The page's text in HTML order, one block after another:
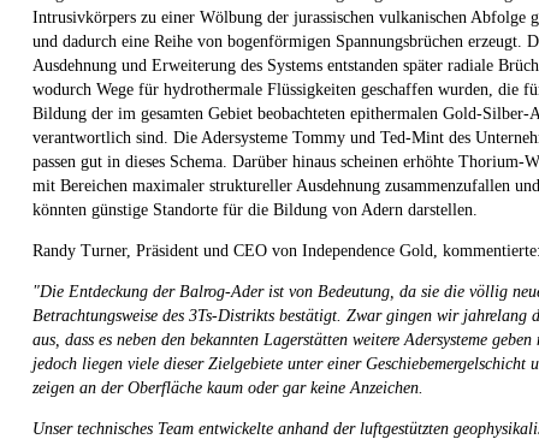
Intrusivkörpers zu einer Wölbung der jurassischen vulkanischen Abfolge
und dadurch eine Reihe von bogenförmigen Spannungsbrüchen erzeugt.
Ausdehnung und Erweiterung des Systems entstanden später radiale
wodurch Wege für hydrothermale Flüssigkeiten geschaffen wurden, die
Bildung der im gesamten Gebiet beobachteten epithermalen Gold-Silber-
verantwortlich sind. Die Adersysteme Tommy und Ted-Mint des
passen gut in dieses Schema. Darüber hinaus scheinen erhöhte Thorium-
mit Bereichen maximaler struktureller Ausdehnung zusammenzufallen und
könnten günstige Standorte für die Bildung von Adern darstellen.
Randy Turner, Präsident und CEO von Independence Gold,
"Die Entdeckung der Balrog-Ader ist von Bedeutung, da sie die völlig
Betrachtungsweise des 3Ts-Distrikts bestätigt. Zwar gingen wir jahrelang
aus, dass es neben den bekannten Lagerstätten weitere Adersysteme geben
jedoch liegen viele dieser Zielgebiete unter einer Geschiebemergelschicht
zeigen an der Oberfläche kaum oder gar keine Anzeichen.
Unser technisches Team entwickelte anhand der luftgestützten